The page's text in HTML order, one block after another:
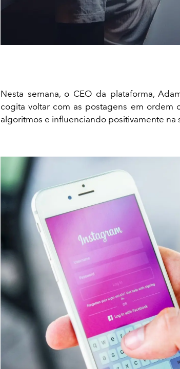
Nesta semana, o CEO da plataforma,
cogita voltar com as postagens em ordem
algoritmos e influenciando positivamente na